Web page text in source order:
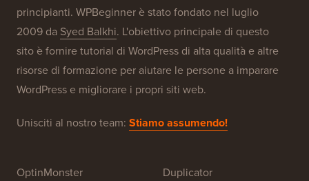
principianti. WPBeginner è stato fondato nel luglio
2009 da Syed Balkhi. L'obiettivo principale di questo
sito è fornire tutorial di WordPress di alta qualità e altre
risorse di formazione per aiutare le persone a imparare
WordPress e migliorare i propri siti web.
Unisciti al nostro team: Stiamo assumendo!
OptinMonster
Duplicator